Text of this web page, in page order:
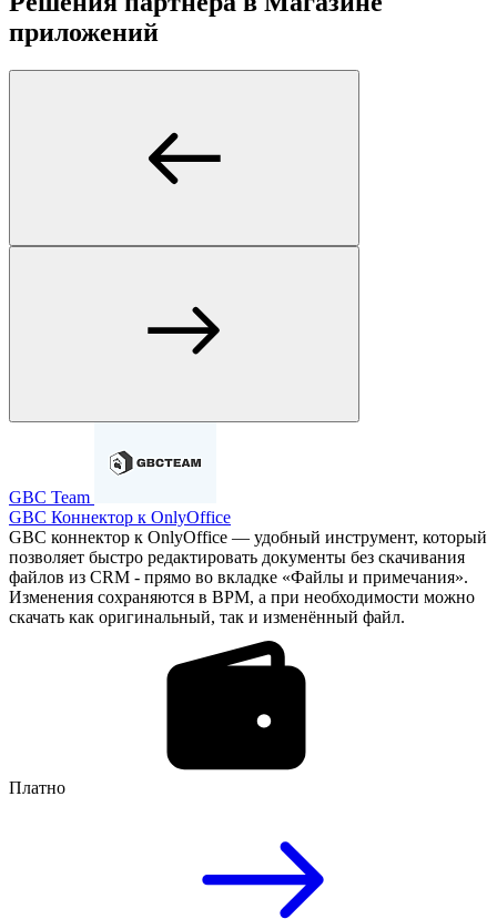
приложений
GBC Team
GBC Коннектор к OnlyOffice
GBC коннектор к OnlyOffice — удобный инструмент, который
позволяет быстро редактировать документы без скачивания
файлов из CRM - прямо во вкладке «Файлы и примечания».
Изменения сохраняются в BPM, а при необходимости можно
скачать как оригинальный, так и изменённый файл.
Платно